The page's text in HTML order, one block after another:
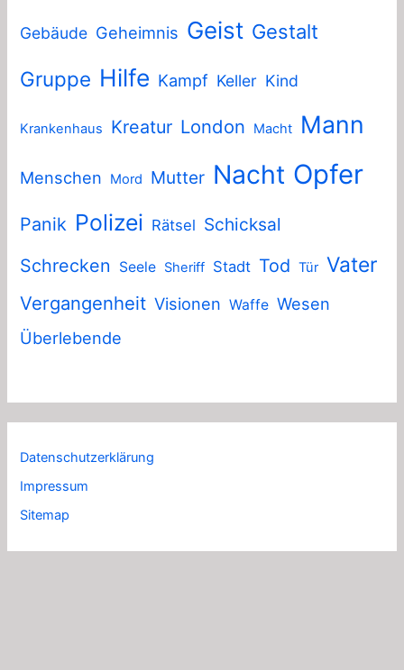
Gebäude Geheimnis Geist Gestalt
Gruppe Hilfe Kampf Keller Kind
Krankenhaus Kreatur London Macht Mann
Menschen Mord Mutter Nacht Opfer
Panik Polizei Rätsel Schicksal
Schrecken
Seele Sheriff Stadt Tod Tür Vater
Vergangenheit Visionen Waffe Wesen
Überlebende
Datenschutzerklärung
Impressum
Sitemap